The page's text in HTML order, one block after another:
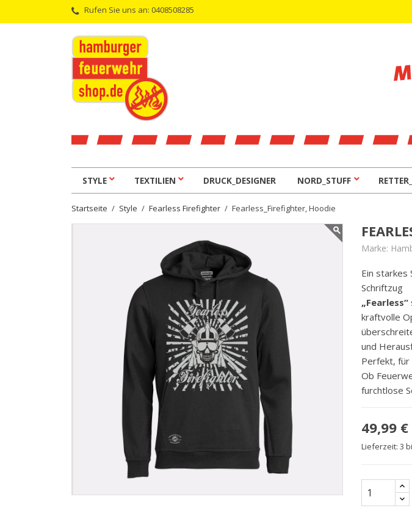
Rufen Sie uns an: 0408508285
STYLE TEXTILIEN DRUCK_DESIGNER NORD_STUFF
Startseite Style Fearless Firefighter Fearless_Firefighter, Hoodie
Marke:
Ein starkes
Schriftzug
„Fearless“
kraftvolle
und
Perfekt, für
Ob
furchtlose
49,99 €
Lieferzeit: 3